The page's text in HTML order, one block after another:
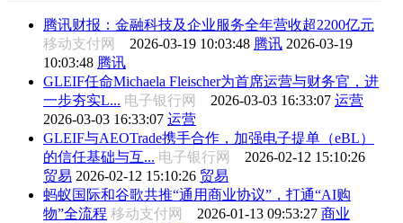
腾讯财报：金融科技及企业服务全年营收超2200亿元
移动支付网 2026-03-19 10:03:48 腾讯 2026-03-19
10:03:48 腾讯
GLEIF任命Michaela Fleischer为首席运营与财务官，进
一步夯实L... 电子银行网 2026-03-03 16:33:07 运营
2026-03-03 16:33:07 运营
GLEIF与AEOTrade携手合作，加强电子提单（eBL）
的信任基础与互... 电子银行网 2026-02-12 15:10:26
贸易 2026-02-12 15:10:26 贸易
蚂蚁国际和谷歌共推“通用商业协议”，打通“AI购
物”全流程 移动支付网 2026-01-13 09:53:27 商业